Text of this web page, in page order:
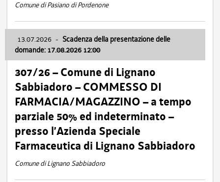
Comune di Pasiano di Pordenone
13.07.2026 - Scadenza della presentazione delle
domande: 17.08.2026 12:00
307/26 – Comune di Lignano
Sabbiadoro – COMMESSO DI
FARMACIA/MAGAZZINO – a tempo
parziale 50% ed indeterminato –
presso l’Azienda Speciale
Farmaceutica di Lignano Sabbiadoro
Comune di Lignano Sabbiadoro